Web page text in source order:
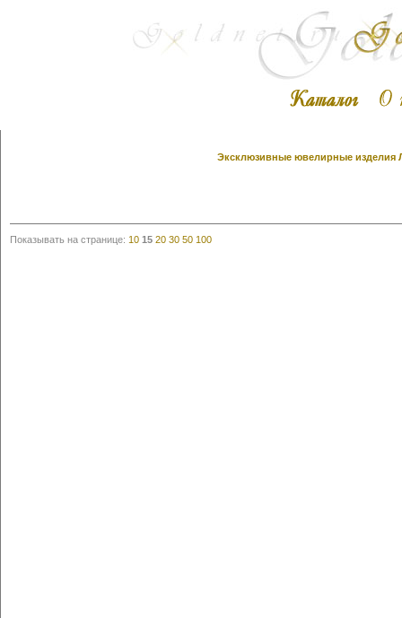
Эксклюзивные ювелирные изделия
Показывать на странице: 10 15 20 30 50 100